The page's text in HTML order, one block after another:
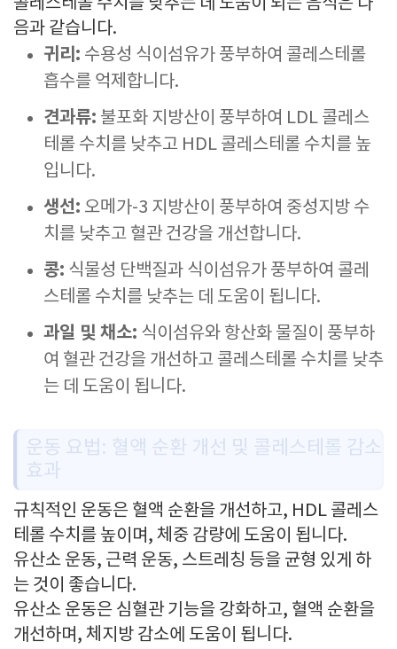
음과 같습니다.
귀리: 수용성 식이섬유가 풍부하여 콜레스테롤
흡수를 억제합니다.
견과류: 불포화 지방산이 풍부하여 LDL 콜레스
테롤 수치를 낮추고 HDL 콜레스테롤 수치를 높
입니다.
생선: 오메가-3 지방산이 풍부하여 중성지방 수
치를 낮추고 혈관 건강을 개선합니다.
콩: 식물성 단백질과 식이섬유가 풍부하여 콜레
스테롤 수치를 낮추는 데 도움이 됩니다.
과일 및 채소: 식이섬유와 항산화 물질이 풍부하
여 혈관 건강을 개선하고 콜레스테롤 수치를 낮추
는 데 도움이 됩니다.
운동 요법: 혈액 순환 개선 및 콜레스테롤 감소
효과
규칙적인 운동은 혈액 순환을 개선하고, HDL 콜레스
테롤 수치를 높이며, 체중 감량에 도움이 됩니다.
유산소 운동, 근력 운동, 스트레칭 등을 균형 있게 하
는 것이 좋습니다.
유산소 운동은 심혈관 기능을 강화하고, 혈액 순환을
개선하며, 체지방 감소에 도움이 됩니다.